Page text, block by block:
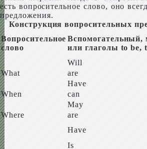
есть вопросительное слово, оно
предложения.
Конструкция вопросительных
Вопросительное
слово
Вспомогательный,
или глаголы to be,
Will
What
are
Have
When
can
May
Where
are
Have
Is